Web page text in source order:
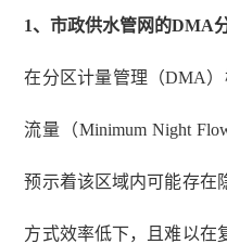
1、市政供水管网的DMA
在分区计量管理（DMA）
流量（Minimum Night
预示着该区域内可能存在
方式效率低下，且难以在